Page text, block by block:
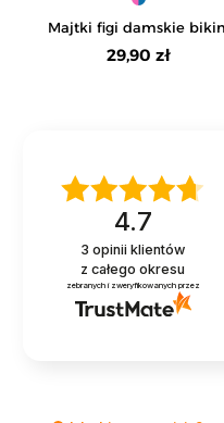
Majtki figi damskie
laserowo cięte 3-pak
29,90 zł
4.7
3 opinii klientów
z całego okresu
zebranych i zweryfikowanych przez